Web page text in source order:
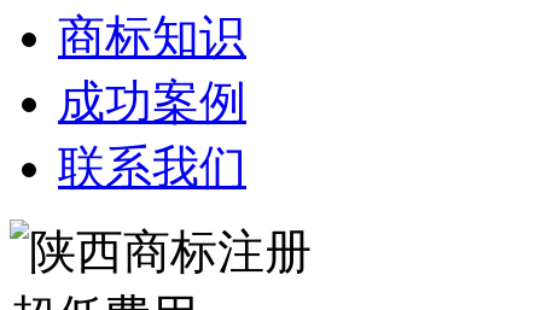
商标知识
成功案例
联系我们